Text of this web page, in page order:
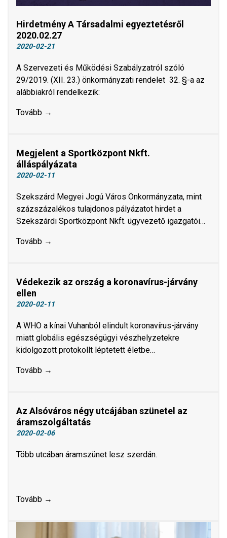
Hirdetmény A Társadalmi egyeztetésről
2020.02.27
2020-02-21
A Szervezeti és Működési Szabályzatról szóló
29/2019. (XII. 23.) önkormányzati rendelet 32. §-a az
alábbiakról rendelkezik:
Tovább →
Megjelent a Sportközpont Nkft.
álláspályázata
2020-02-11
Szekszárd Megyei Jogú Város Önkormányzata, mint
százszázalékos tulajdonos pályázatot hirdet a
Szekszárdi Sportközpont Nkft. ügyvezető igazgatói…
Tovább →
Védekezik az ország a koronavírus-járvány
ellen
2020-02-11
A WHO a kínai Vuhanból elindult koronavírus-járvány
miatt globális egészségügyi vészhelyzetekre
kidolgozott protokollt léptetett életbe…
Tovább →
Az Alsóváros négy utcájában szünetel az
áramszolgáltatás
2020-02-06
Több utcában áramszünet lesz szerdán.
Tovább →